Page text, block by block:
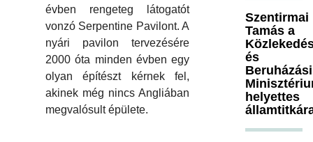
évben rengeteg látogatót
vonzó Serpentine Pavilont. A
nyári pavilon tervezésére
2000 óta minden évben egy
olyan építészt kérnek fel,
akinek még nincs Angliában
megvalósult épülete.
Szentirmai
Tamás a
és
Beruházási
helyettes